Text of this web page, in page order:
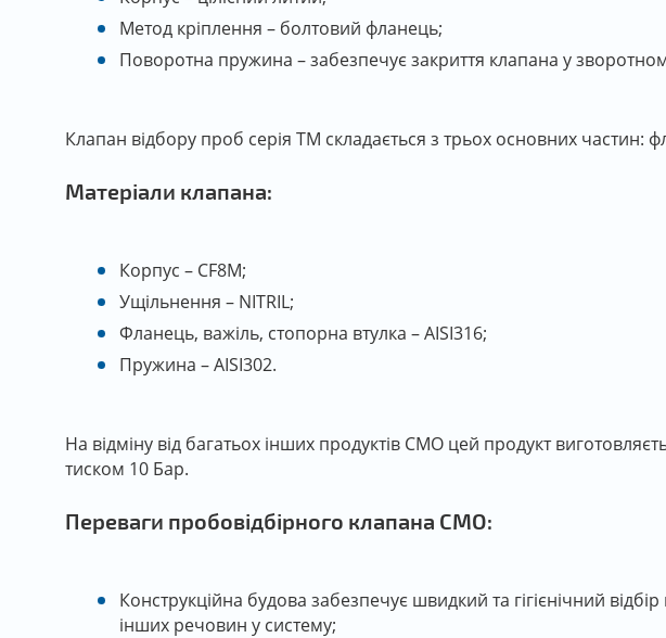
Метод кріплення – болтовий фланець;
Поворотна пружина – забезпечує закриття клапана у
Клапан відбору проб серія TM складається з трьох основних
Матеріали клапана:
Корпус – CF8M;
Ущільнення – NITRIL;
Фланець, важіль, стопорна втулка – AISI316;
Пружина – AISI302.
На відміну від багатьох інших продуктів СМО цей продукт
тиском 10 Бар.
Переваги пробовідбірного клапана СМО:
Конструкційна будова забезпечує швидкий та гігієнічний
інших речовин у систему;